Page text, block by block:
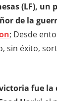
(LF),
de la
; Desde
sin éxito,
fue la